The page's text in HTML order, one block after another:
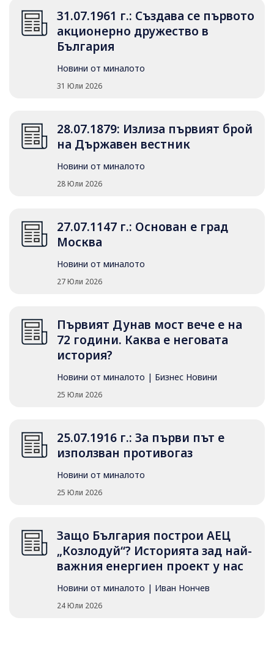
31.07.1961 г.: Създава се първото
акционерно дружество в
България
Новини от миналото
31 Юли 2026
28.07.1879: Излиза първият брой
на Държавен вестник
Новини от миналото
28 Юли 2026
27.07.1147 г.: Основан е град
Москва
Новини от миналото
27 Юли 2026
Първият Дунав мост вече е на
72 години. Каква е неговата
история?
Новини от миналото | Бизнес Новини
25 Юли 2026
25.07.1916 г.: За първи път е
използван противогаз
Новини от миналото
25 Юли 2026
Защо България построи АЕЦ
„Козлодуй“? Историята зад най-
важния енергиен проект у нас
Новини от миналото | Иван Нончев
24 Юли 2026